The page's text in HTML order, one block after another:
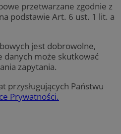
przetwarzane zgodnie z
podstawie Art. 6 ust. 1 lit. a
jest dobrowolne,
danych może skutkować
zapytania.
przysługujących Państwu
Prywatności.